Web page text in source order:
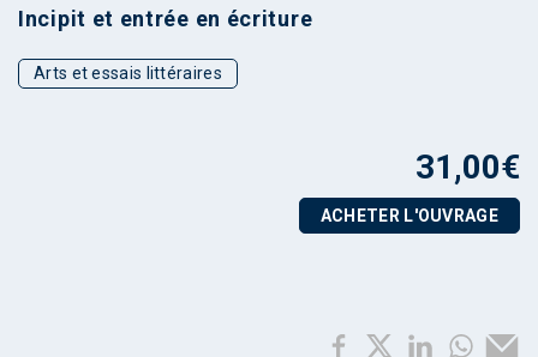
Incipit et entrée en écriture
Arts et essais littéraires
31,00€
ACHETER L'OUVRAGE